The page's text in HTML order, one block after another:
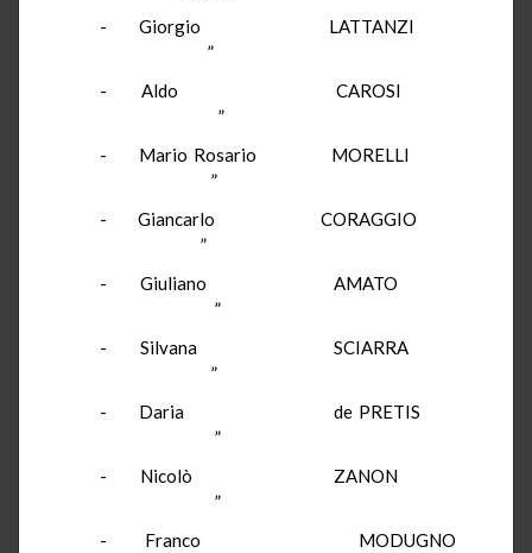
- Giorgio LATTANZI
”
- Aldo CAROSI
”
- Mario Rosario MORELLI
”
- Giancarlo CORAGGIO
”
- Giuliano AMATO
”
- Silvana SCIARRA
”
- Daria de PRETIS
”
- Nicolò ZANON
”
- Franco MODUGNO